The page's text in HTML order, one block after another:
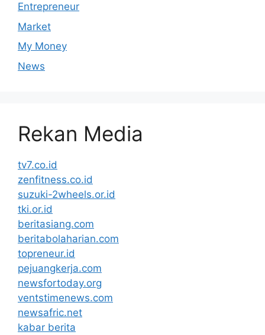
Entrepreneur
Market
My Money
News
Rekan Media
tv7.co.id
zenfitness.co.id
suzuki-2wheels.or.id
tki.or.id
beritasiang.com
beritabolaharian.com
topreneur.id
pejuangkerja.com
newsfortoday.org
ventstimenews.com
newsafric.net
kabar berita